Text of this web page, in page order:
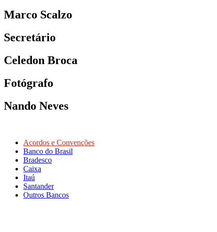
Marco Scalzo
Secretário
Celedon Broca
Fotógrafo
Nando Neves
Acordos e Convenções
Banco do Brasil
Bradesco
Caixa
Itaú
Santander
Outros Bancos